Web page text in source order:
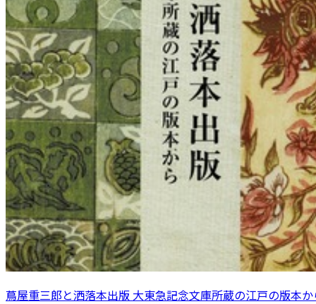
蔦屋重三郎と洒落本出版 大東急記念文庫所蔵の江戸の版本